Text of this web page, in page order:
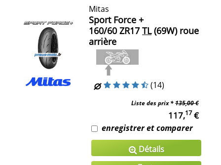
Mitas
Sport Force +
160/60 ZR17 TL(69W) roue
arrière
(14)
Liste des prix *135,00 €
117,17 €
enregistrer et comparer
Détails